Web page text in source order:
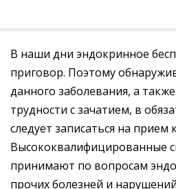
В наши дни эндокринное
приговор. Поэтому
данного заболевания, а
трудности с зачатием, в
следует записаться на прием
Высококвалифицированные
принимают по вопросам
прочих болезней и